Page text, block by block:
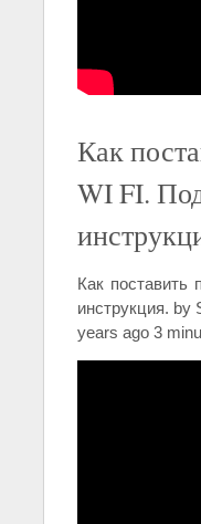
Как
WI FI.
Как поставить
инструкция. by
years ago 3